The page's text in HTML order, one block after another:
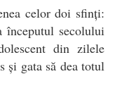
celor doi sfinți:
începutul secolului
din zilele
și gata să dea totul